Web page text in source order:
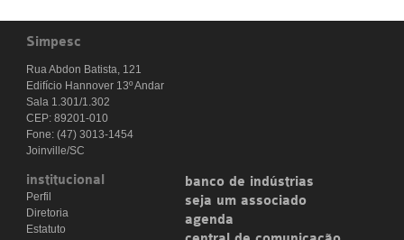
Simpesc
Rua Abdon Batista, 121
Edifício Hannover 13º Andar
Sala 1.301/1.302
CEP: 89201-010
Fone: (47) 3013-1454
Joinville/SC
institucional
Perfil
Diretoria
Estatuto
banco de indústrias
seja um associado
agenda